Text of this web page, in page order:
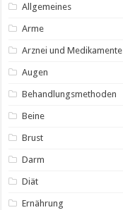
Allgemeines
Arme
Arznei und Medikamente
Augen
Behandlungsmethoden
Beine
Brust
Darm
Diät
Ernährung